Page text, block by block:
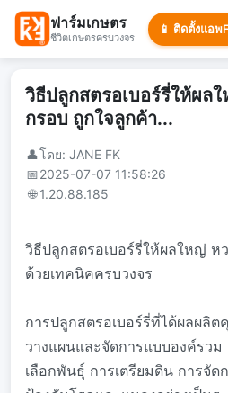
ฟาร์มเกษตร
ชีวิตเกษตรครบวงจร
📱 ติดตั้งแอพ
วิธีปลูกสตรอเบอร์รี่ให้ผล
กรอบ ถูกใจลูกค้า...
👤โดย: JANE FK
📅2025-07-07 11:58:26
🌐 1.20.88.185
วิธีปลูกสตรอเบอร์รี่ให้ผลใหญ่ ห
ด้วยเทคนิคครบวงจร
การปลูกสตรอเบอร์รี่ที่ได้ผลผลิ
วางแผนและจัดการแบบองค์รว
เลือกพันธุ์ การเตรียมดิน การจัด